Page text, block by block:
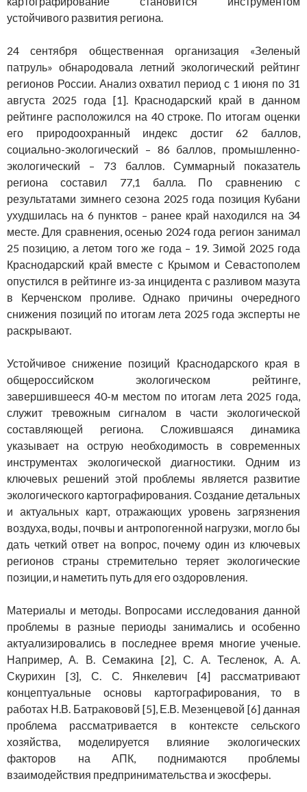
устойчивого развития региона.
24 сентября общественная организация «Зеленый
патруль» обнародовала летний экологический рейтинг
регионов России. Анализ охватил период с 1 июня по 31
августа 2025 года [1]. Краснодарский край в данном
рейтинге расположился на 40 строке. По итогам оценки
его природоохранный индекс достиг 62 баллов,
социально-экологический – 86 баллов, промышленно-
экологический – 73 баллов. Суммарный показатель
региона составил 77,1 балла. По сравнению с
результатами зимнего сезона 2025 года позиция Кубани
ухудшилась на 6 пунктов – ранее край находился на 34
месте. Для сравнения, осенью 2024 года регион занимал
25 позицию, а летом того же года – 19. Зимой 2025 года
Краснодарский край вместе с Крымом и Севастополем
опустился в рейтинге из-за инцидента с разливом мазута
в Керченском проливе. Однако причины очередного
снижения позиций по итогам лета 2025 года эксперты не
раскрывают.
Устойчивое снижение позиций Краснодарского края в
общероссийском экологическом рейтинге,
завершившееся 40-м местом по итогам лета 2025 года,
служит тревожным сигналом в части экологической
составляющей региона. Сложившаяся динамика
указывает на острую необходимость в современных
инструментах экологической диагностики. Одним из
ключевых решений этой проблемы является развитие
экологического картографирования. Создание детальных
и актуальных карт, отражающих уровень загрязнения
воздуха, воды, почвы и антропогенной нагрузки, могло бы
дать четкий ответ на вопрос, почему один из ключевых
регионов страны стремительно теряет экологические
позиции, и наметить путь для его оздоровления.
Материалы и методы. Вопросами исследования данной
проблемы в разные периоды занимались и особенно
актуализировались в последнее время многие ученые.
Например, А. В. Семакина [2], С. А. Тесленок, А. А.
Скурихин [3], С. С. Янкелевич [4] рассматривают
концептуальные основы картографирования, то в
работах Н.В. Батракововй [5], Е.В. Мезенцевой [6] данная
проблема рассматривается в контексте сельского
хозяйства, моделируется влияние экологических
факторов на АПК, поднимаются проблемы
взаимодействия предпринимательства и экосферы.